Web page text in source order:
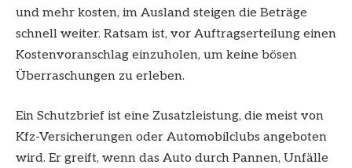
und mehr kosten, im Ausland steigen die Beträge
schnell weiter. Ratsam ist, vor Auftragserteilung einen
Kostenvoranschlag einzuholen, um keine bösen
Überraschungen zu erleben.
Ein Schutzbrief ist eine Zusatzleistung, die meist von
Kfz-Versicherungen oder Automobilclubs angeboten
wird. Er greift, wenn das Auto durch Pannen, Unfälle